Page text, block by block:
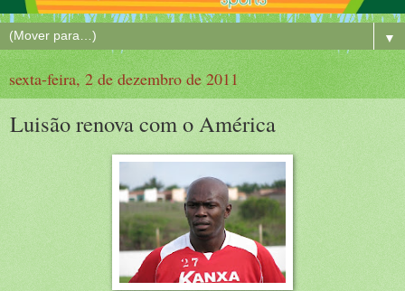
▼
sexta-feira, 2 de dezembro de 2011
Luisão renova com o América